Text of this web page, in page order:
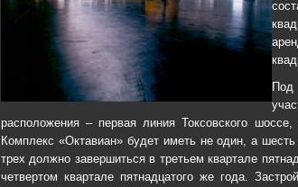
Под
расположения – первая линия Токсовского
Комплекс «Октавиан» будет иметь не один, а
трех должно завершиться в третьем квартале
четвертом квартале пятнадцатого же года.